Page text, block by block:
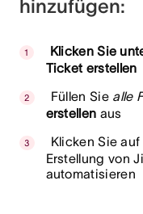
hinzufügen:
Klicken Sie
Ticket erstellen
Füllen Sie alle
erstellen aus
Klicken Sie auf
Erstellung von
automatisieren